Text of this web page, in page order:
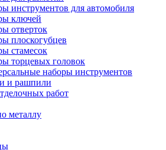
инструментов для автомобиля
ключей
отверток
плоскогубцев
стамесок
торцевых головок
наборы инструментов
и рашпили
работ
металлу